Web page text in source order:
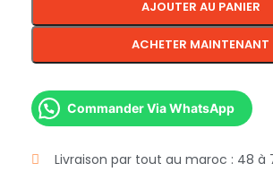
AJOUTER AU PANIER
ACHETER MAINTENANT
Commander Via WhatsApp
Livraison par tout au maroc : 48 à